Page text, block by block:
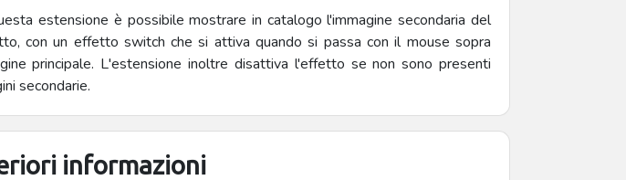
estensione è possibile mostrare in catalogo l'immagine secondaria del
con un effetto switch che si attiva quando si passa con il mouse sopra
principale. L'estensione inoltre disattiva l'effetto se non sono presenti
secondarie.
informazioni